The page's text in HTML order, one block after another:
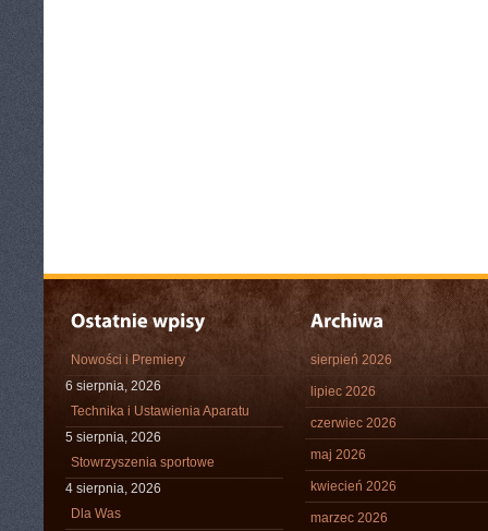
Nowości i Premiery
6 sierpnia, 2026
Technika i Ustawienia Aparatu
5 sierpnia, 2026
Stowrzyszenia sportowe
4 sierpnia, 2026
Dla Was
sierpień 2026
lipiec 2026
czerwiec 2026
maj 2026
kwiecień 2026
marzec 2026